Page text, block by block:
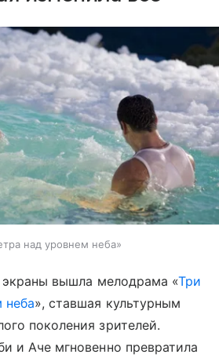
над уровнем неба»
экраны вышла мелодрама «Три
неба», ставшая культурным
поколения зрителей.
и Аче мгновенно превратила